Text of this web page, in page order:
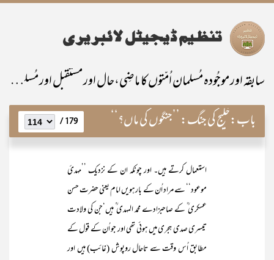
سابقہ اور موجُودہ مُسلمان اُمّتوں کا ماضِی،حال اور مستقبل اور مُسلمانانِ پاکستان کی خصوصی ذمّہ داری
باب:خلیج کی جنگ: ’’جنگوں کی ماں؟‘‘ 179 /
استعمال کرتے ہیں۔ اور چونکہ ان کے نزدیک ’’مہدیٔ
موعود‘‘ سے مراد اُن کے بارہویں امام یعنی حضرت حسن
عسکری ؒ کے صاحبزادے محمد المہدی ؒ ہیں‘جن کی ولادت
تیسری صدی ہجری میں ہوئی تھی اور جو اُن کے قول کے
مطابق اُس وقت سے تاحال روپوش (غائب) ہیں اور